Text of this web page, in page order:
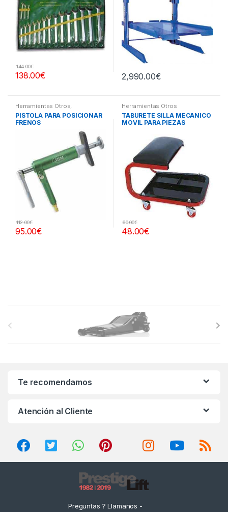
138.00€
144.00€
2,990.00€
Herramientas Otros,
Herramientas Frenos y
Refrigeración
PISTOLA PARA POSICIONAR
FRENOS
95.00€
112.00€
Herramientas Otros
TABURETE SILLA MECANICO
MOVIL PARA PIEZAS
48.00€
60.00€
Te recomendamos
Atención al Cliente
Preguntas ? Llamanos -